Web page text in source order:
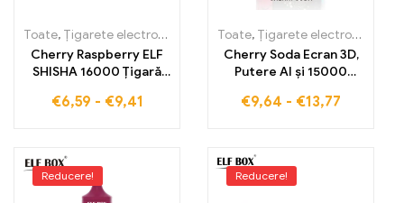
Toate, Țigarete electronice de unică folosință ,Țigarete
Cherry Raspberry ELF
SHISHA 16000 Țigară
vamale cu amestec
€6,59 - €9,41
Toate, Țigarete electronice de unică folosință
Cherry Soda Ecran 3D,
Putere AI și 15000
X
€9,64 - €13,77
Reducere! Reducere!